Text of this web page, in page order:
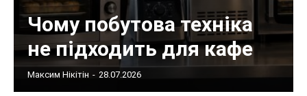
Чому побутова техніка
не підходить для кафе
Максим Нікітін - 28.07.2026